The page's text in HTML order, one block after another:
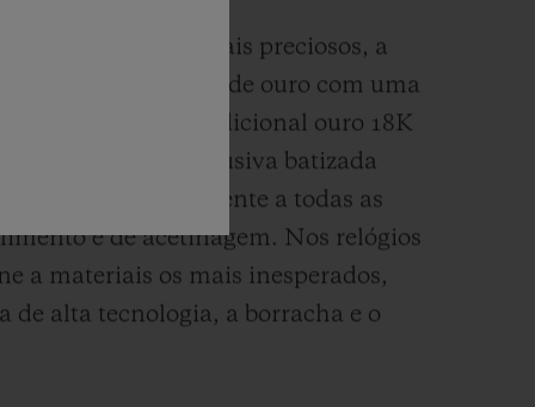
alquimista de metais preciosos, a
a uma nova cor de ouro com uma
tradicional ouro 18K
essa liga exclusiva batizada
presta perfeitamente a todas as
e de acetinagem. Nos relógios
a materiais os mais inesperados,
de alta tecnologia, a borracha e o